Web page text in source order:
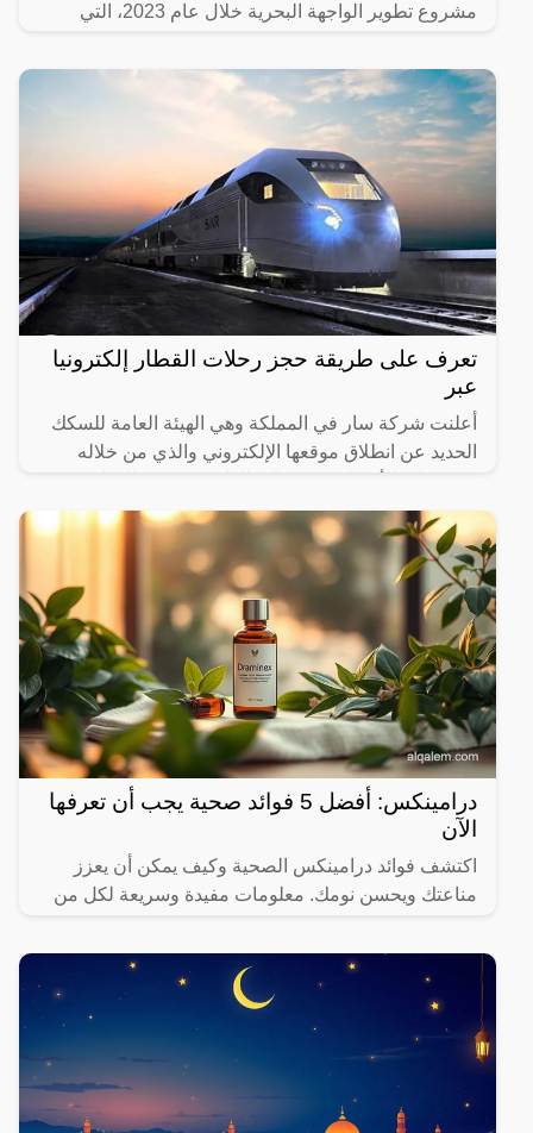
مشروع تطوير الواجهة البحرية خلال عام 2023، التي
تعرف على طريقة حجز رحلات القطار إلكترونيا
عبر
أعلنت شركة سار في المملكة وهي الهيئة العامة للسكك
الحديد عن انطلاق موقعها الإلكتروني والذي من خلاله
المختلفة لها،
درامينكس: أفضل 5 فوائد صحية يجب أن تعرفها
الآن
اكتشف فوائد درامينكس الصحية وكيف يمكن أن يعزز
مناعتك ويحسن نومك. معلومات مفيدة وسريعة لكل من